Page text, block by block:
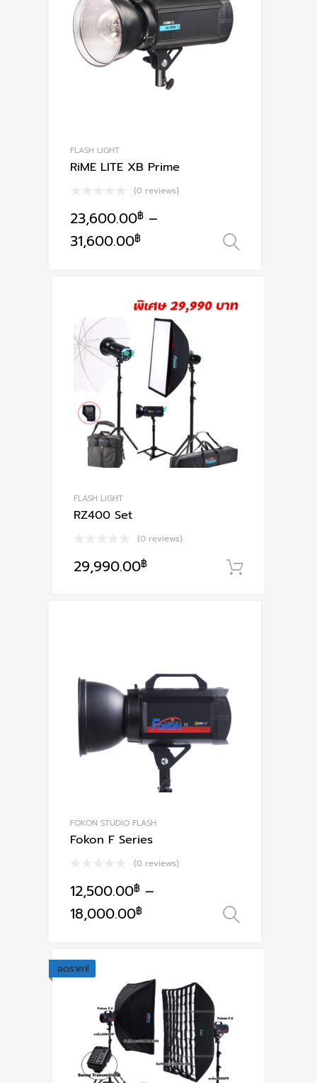
FLASH LIGHT
RiME LITE XB Prime
(0 reviews)
23,600.00฿ –
31,600.00฿
This
The
options
may
chosen
on
the
product
page
FLASH LIGHT
RZ400 Set
(0 reviews)
29,990.00฿
FOKON STUDIO FLASH
Fokon F Series
(0 reviews)
12,500.00฿ –
18,000.00฿
This
multiple
variants.
options
chosen
ลดราคา!